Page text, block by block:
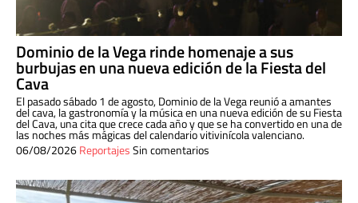
Dominio de la Vega rinde homenaje a sus
burbujas en una nueva edición de la Fiesta del
Cava
El pasado sábado 1 de agosto, Dominio de la Vega reunió a amantes
del cava, la gastronomía y la música en una nueva edición de su Fiesta
del Cava, una cita que crece cada año y que se ha convertido en una de
las noches más mágicas del calendario vitivinícola valenciano.
06/08/2026ReportajesSin comentarios